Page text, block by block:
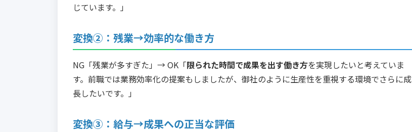
じています。」
変換②：残業→効率的な働き方
NG「残業が多すぎた」→ OK「限られた時間で成果を出す働き方を実現したいと考えていま
す。前職では業務効率化の提案もしましたが、御社のように生産性を重視する環境でさらに成
長したいです。」
変換③：給与→成果への正当な評価